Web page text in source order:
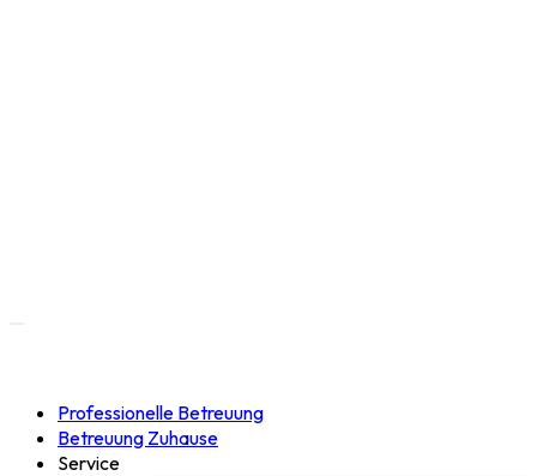
Professionelle Betreuung
Betreuung Zuhause
Service